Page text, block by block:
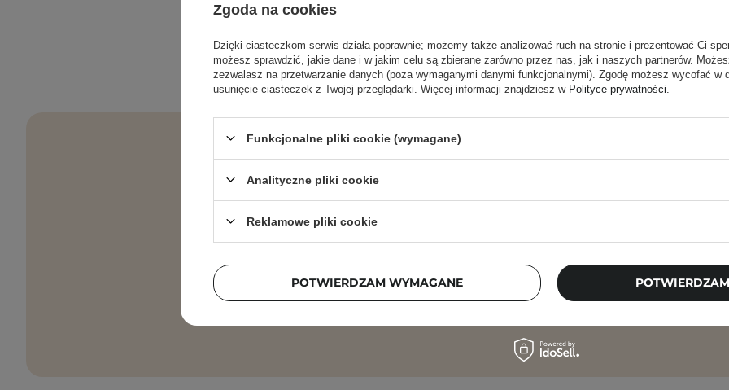
Newsletter Cosibella
Pielęgnacyjne checklisty, eksperckie porady, beauty nowości -
Zgadzam się na otrzymywanie wiadomości marketingowych i
Zgoda na cookies
Dzięki ciasteczkom serwis działa poprawnie; możemy także analizować ruch na stronie i prezentować Ci
możesz sprawdzić, jakie dane i w jakim celu są zbierane zarówno przez nas, jak i naszych partnerów.
zezwalasz na przetwarzanie danych (poza wymaganymi danymi funkcjonalnymi). Zgodę możesz wycofać w
usunięcie ciasteczek z Twojej przeglądarki. Więcej informacji znajdziesz w Polityce prywatności
Funkcjonalne pliki cookie (wymagane)
Analityczne pliki cookie
Reklamowe pliki cookie
POTWIERDZAM WYMAGANE